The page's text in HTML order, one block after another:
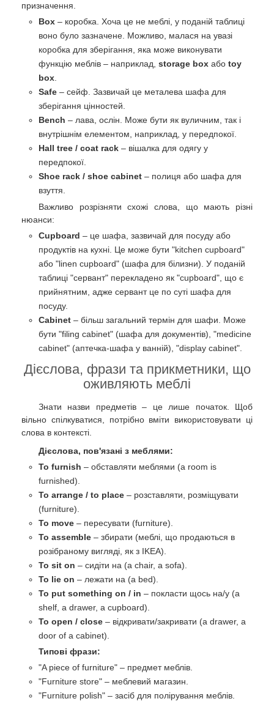
призначення.
Box – коробка. Хоча це не меблі, у поданій таблиці
воно було зазначене. Можливо, малася на увазі
коробка для зберігання, яка може виконувати
функцію меблів – наприклад, storage box або toy
box.
Safe – сейф. Зазвичай це металева шафа для
зберігання цінностей.
Bench – лава, ослін. Може бути як вуличним, так і
внутрішнім елементом, наприклад, у передпокої.
Hall tree / coat rack – вішалка для одягу у
передпокої.
Shoe rack / shoe cabinet – полиця або шафа для
взуття.
Важливо розрізняти схожі слова, що мають різні
нюанси:
Cupboard – це шафа, зазвичай для посуду або
продуктів на кухні. Це може бути "kitchen cupboard"
або "linen cupboard" (шафа для білизни). У поданій
таблиці "сервант" перекладено як "cupboard", що є
прийнятним, адже сервант це по суті шафа для
посуду.
Cabinet – більш загальний термін для шафи. Може
бути "filing cabinet" (шафа для документів), "medicine
cabinet" (аптечка-шафа у ванній), "display cabinet".
Дієслова, фрази та прикметники, що
оживляють меблі
Знати назви предметів – це лише початок. Щоб
вільно спілкуватися, потрібно вміти використовувати ці
слова в контексті.
Дієслова, пов'язані з меблями:
To furnish – обставляти меблями (a room is
furnished).
To arrange / to place – розставляти, розміщувати
(furniture).
To move – пересувати (furniture).
To assemble – збирати (меблі, що продаються в
розібраному вигляді, як з IKEA).
To sit on – сидіти на (a chair, a sofa).
To lie on – лежати на (a bed).
To put something on / in – покласти щось на/у (a
shelf, a drawer, a cupboard).
To open / close – відкривати/закривати (a drawer, a
door of a cabinet).
Типові фрази:
"A piece of furniture" – предмет меблів.
"Furniture store" – меблевий магазин.
"Furniture polish" – засіб для полірування меблів.